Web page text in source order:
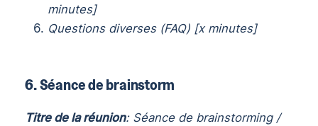
minutes]
Questions diverses (FAQ) [x minutes]
6. Séance de brainstorm
Titre de la réunion: Séance de brainstorming /